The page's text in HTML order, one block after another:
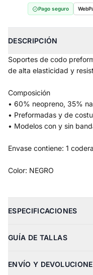
Pago seguro
DESCRIPCIÓN
Soportes de codo
de alta elasticidad y
Composición
• 60% neopreno, 35%
• Preformadas y de
• Modelos con y sin
Envase contiene: 1 codera
Color: NEGRO
ESPECIFICACIONES
GUÍA DE TALLAS
ENVÍO Y